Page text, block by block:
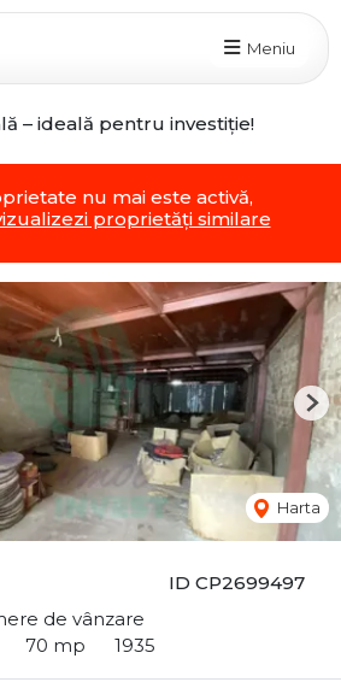
Meniu
– ideală pentru investiție!
nu mai este activă,
proprietăți similare
ID CP2699497
de vânzare
70 mp 1935
Harta